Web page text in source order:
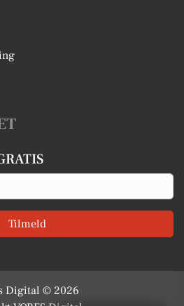
Tilmeld
Digital © 2026